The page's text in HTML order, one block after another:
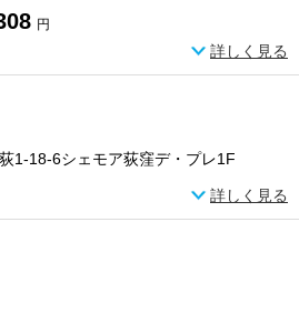
円
詳しく見る
1-18-6シェモア荻窪デ・プレ1F
詳しく見る